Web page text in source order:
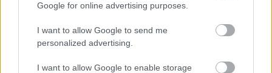
Google for online advertising purposes.
I want to allow Google to send me
personalized advertising.
I want to allow Google to enable storage
Nagy igazolás - Sokszoros bajnok érkezik a
Fehérvárhoz